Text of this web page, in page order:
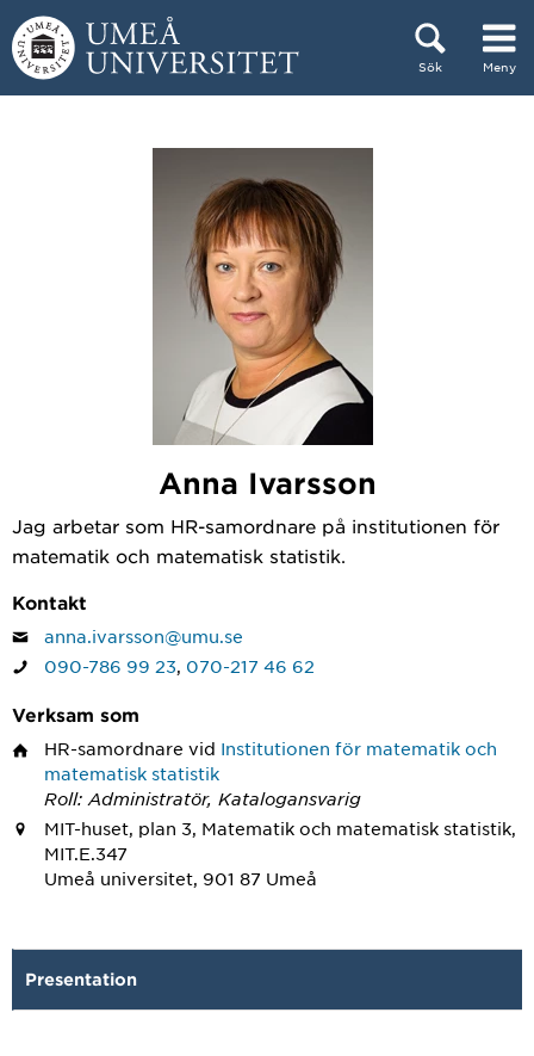
Hoppa direkt till innehållet
Sök Meny
Anna Ivarsson
Jag arbetar som HR-samordnare på institutionen för
matematik och matematisk statistik.
Kontakt
anna.ivarsson@umu.se
090-786 99 23 070-217 46 62
Verksam som
HR-samordnare vid Institutionen för matematik och
matematisk statistik
Roll: Administratör, Katalogansvarig
MIT-huset, plan 3, Matematik och matematisk statistik,
MIT.E.347
Umeå universitet, 901 87 Umeå
Presentation